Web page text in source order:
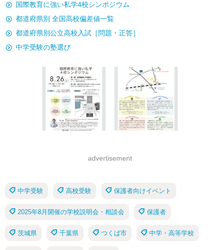
国際教育に強い私学4校シンポジウム
都道府県別 全国高校偏差値一覧
都道府県別公立高校入試［問題・正答］
中学受験の塾選び
advertisement
中学受験 高校受験 保護者向けイベント
2025年8月開催の学校説明会・相談会 保護者
茨城県 千葉県 つくば市 中学・高等学校